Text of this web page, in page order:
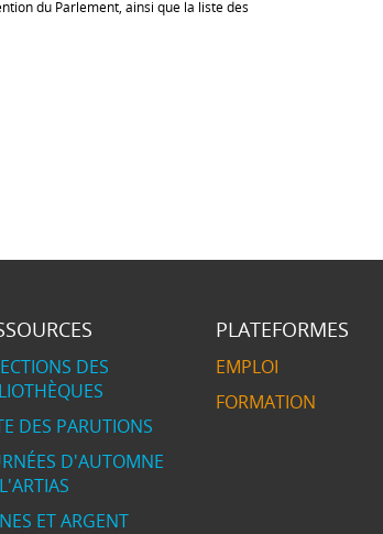
du Parlement, ainsi que la liste des
DES
DES PARUTIONS
D'AUTOMNE
ET ARGENT
PLATEFORMES
EMPLOI
FORMATION